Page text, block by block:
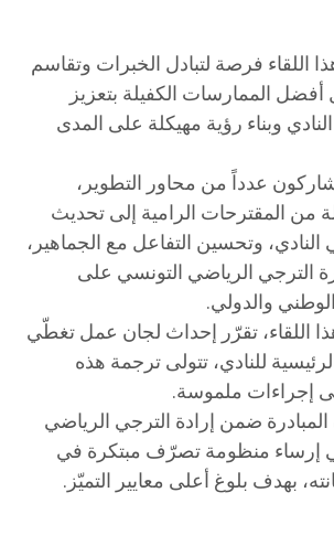
اللقاء فرصة لتبادل الخبرات وتقاسم
أفضل الممارسات الكفيلة بتعزيز
وبناء رؤية مهيكلة على المدى
عدداً من محاور التطوير،
من المقترحات الرامية إلى تحديث
وتحسين التفاعل مع الجماهير،
الترجي الرياضي التونسي على
والدولي.
اللقاء، تقرّر إحداث لجان عمل تغطّي
للنادي، تتولى ترجمة هذه
إجراءات ملموسة.
ضمن إرادة الترجي الرياضي
إرساء منظومة تصرّف مبتكرة في
بهدف بلوغ أعلى معايير التميّز.